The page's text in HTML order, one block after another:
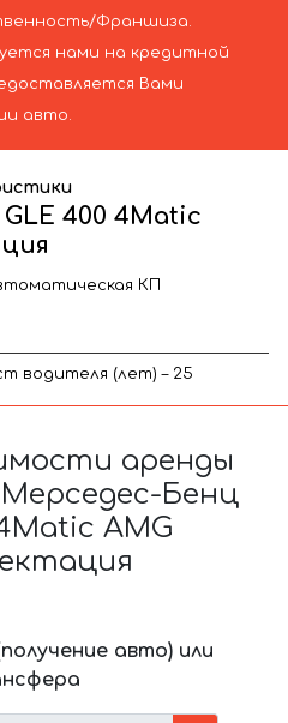
Франшиза.
нами на кредитной
Вами
авто.
400 4Matic
КП
водителя (лет) – 25
аренды
Бенц
AMG
авто) или